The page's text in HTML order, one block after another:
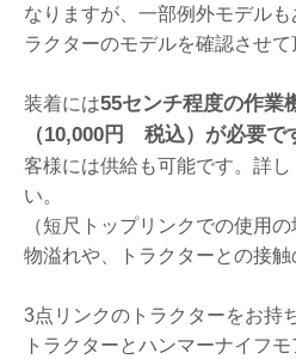
なりますが、一部例外モデル
ラクターのモデルを確認させて
装着には55センチ程度の作業
（10,000円 税込）が必要で
客様には供給も可能です。詳し
い。
（短尺トップリンクでの使用
物溢れや、トラクターとの接触
3点リンクのトラクターをお持
トラクターとハンマーナイフ